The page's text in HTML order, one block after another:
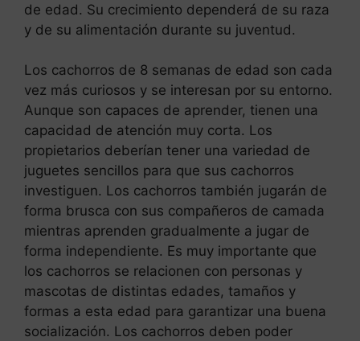
de edad. Su crecimiento dependerá de su raza
y de su alimentación durante su juventud.
Los cachorros de 8 semanas de edad son cada
vez más curiosos y se interesan por su entorno.
Aunque son capaces de aprender, tienen una
capacidad de atención muy corta. Los
propietarios deberían tener una variedad de
juguetes sencillos para que sus cachorros
investiguen. Los cachorros también jugarán de
forma brusca con sus compañeros de camada
mientras aprenden gradualmente a jugar de
forma independiente. Es muy importante que
los cachorros se relacionen con personas y
mascotas de distintas edades, tamaños y
formas a esta edad para garantizar una buena
socialización. Los cachorros deben poder